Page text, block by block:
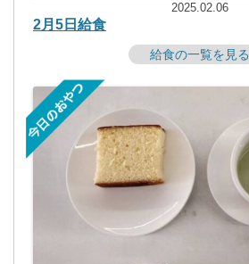
2025.02.06
2月5日給食
給食の一覧を見る